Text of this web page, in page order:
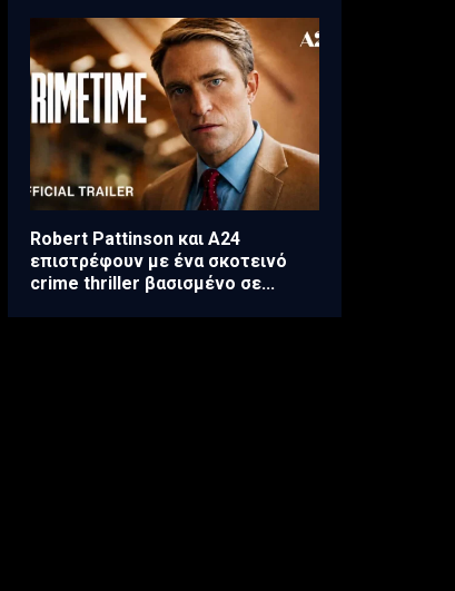
Robert Pattinson και A24
επιστρέφουν με ένα σκοτεινό
crime thriller βασισμένο σε...